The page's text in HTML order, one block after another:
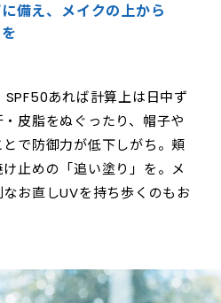
備え、メイクの上から
SPF50あれば計算上は日中ず
皮脂をぬぐったり、帽子や
で防御力が低下しがち。頬
止めの「追い塗り」を。メ
お直しUVを持ち歩くのもお